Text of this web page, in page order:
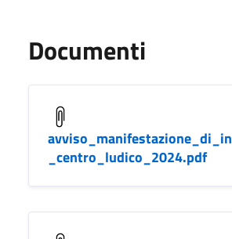
Documenti
_centro_ludico_2024.pdf